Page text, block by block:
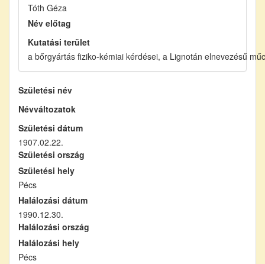
Tóth Géza
Név előtag
Kutatási terület
a bőrgyártás fiziko-kémiai kérdései, a Lignotán elnevezésű
Születési név
Névváltozatok
Születési dátum
1907.02.22.
Születési ország
Születési hely
Pécs
Halálozási dátum
1990.12.30.
Halálozási ország
Halálozási hely
Pécs